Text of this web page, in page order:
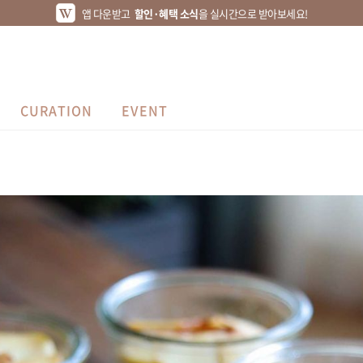
앱 다운받고 할인·혜택 소식을 실시간으로 받아보세요!
CURATION EVENT